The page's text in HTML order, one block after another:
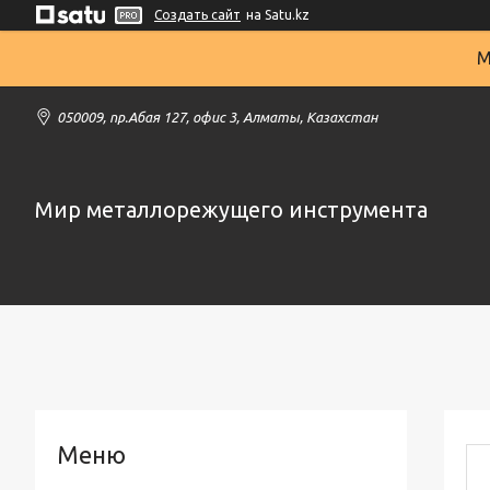
Создать сайт на Satu.kz
050009, пр.Абая 127, офис 3, Алматы, Казахстан
Мир металлорежущего инструмента